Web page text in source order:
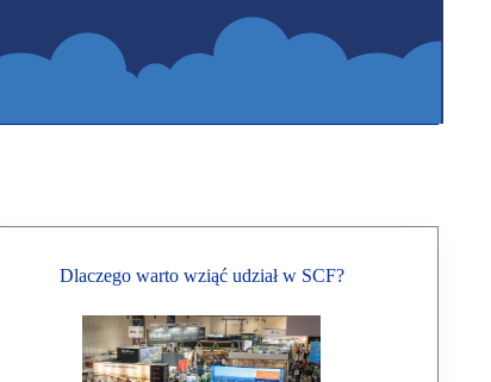
Dlaczego warto wziąć udział w SCF?